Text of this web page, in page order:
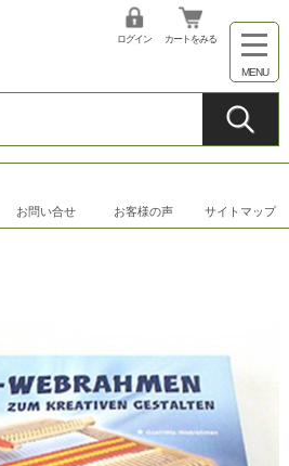
ログイン カートをみる
お問い合せ お客様の声 サイトマップ